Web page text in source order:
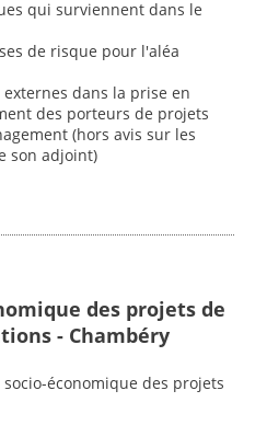
qui surviennent dans le
de risque pour l'aléa
dans la prise en
des porteurs de projets
(hors avis sur les
son adjoint)
des projets de
- Chambéry
économique des projets